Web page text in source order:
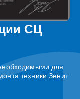
СЦ
для
техники Зенит